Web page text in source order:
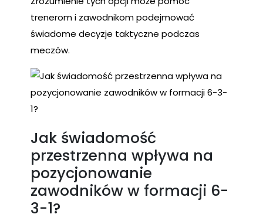
trenerom i zawodnikom podejmować
świadome decyzje taktyczne podczas
meczów.
Jak świadomość
przestrzenna wpływa na
pozycjonowanie
zawodników w formacji 6-
3-1?